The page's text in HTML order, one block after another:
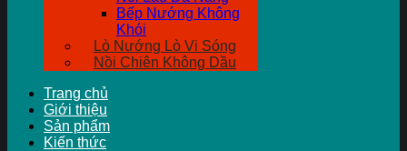
Bếp Nướng Không
Khói
Lò Nướng Lò Vi Sóng
Nồi Chiên Không Dầu
Trang chủ
Giới thiệu
Sản phẩm
Kiến thức